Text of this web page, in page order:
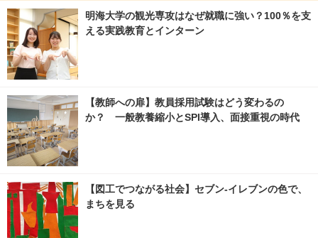
明海大学の観光専攻はなぜ就職に強い？100％を支
える実践教育とインターン
【教師への扉】教員採用試験はどう変わるの
か？ 一般教養縮小とSPI導入、面接重視の時代
【図工でつながる社会】セブン‐イレブンの色で、
まちを見る